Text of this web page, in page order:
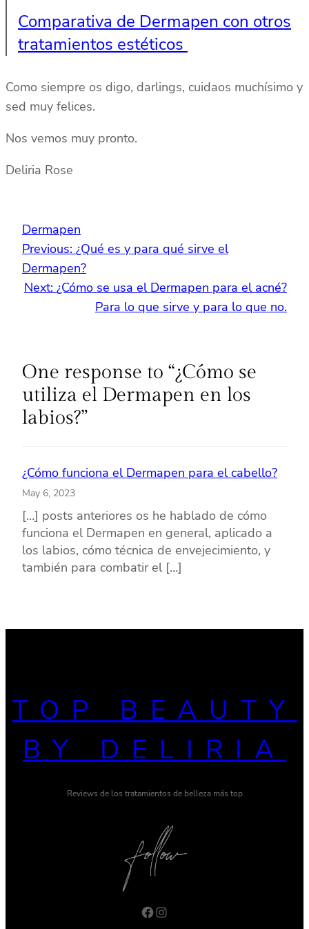
Comparativa de Dermapen con otros
tratamientos estéticos
Como siempre os digo, darlings, cuidaos muchísimo y
sed muy felices.
Nos vemos muy pronto.
Deliria Rose
Dermapen
Previous: ¿Qué es y para qué sirve el
Dermapen?
Next: ¿Cómo se usa el Dermapen para el acné?
Para lo que sirve y para lo que no.
One response to “¿Cómo se
utiliza el Dermapen en los
labios?”
¿Cómo funciona el Dermapen para el cabello?
May 6, 2023
[…] posts anteriores os he hablado de cómo
funciona el Dermapen en general, aplicado a
los labios, cómo técnica de envejecimiento, y
también para combatir el […]
TOP BEAUTY
BY DELIRIA
Reviews de los tratamientos de belleza más top
Facebook Instagram